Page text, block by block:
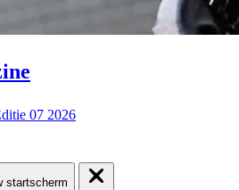
07 2026
startscherm